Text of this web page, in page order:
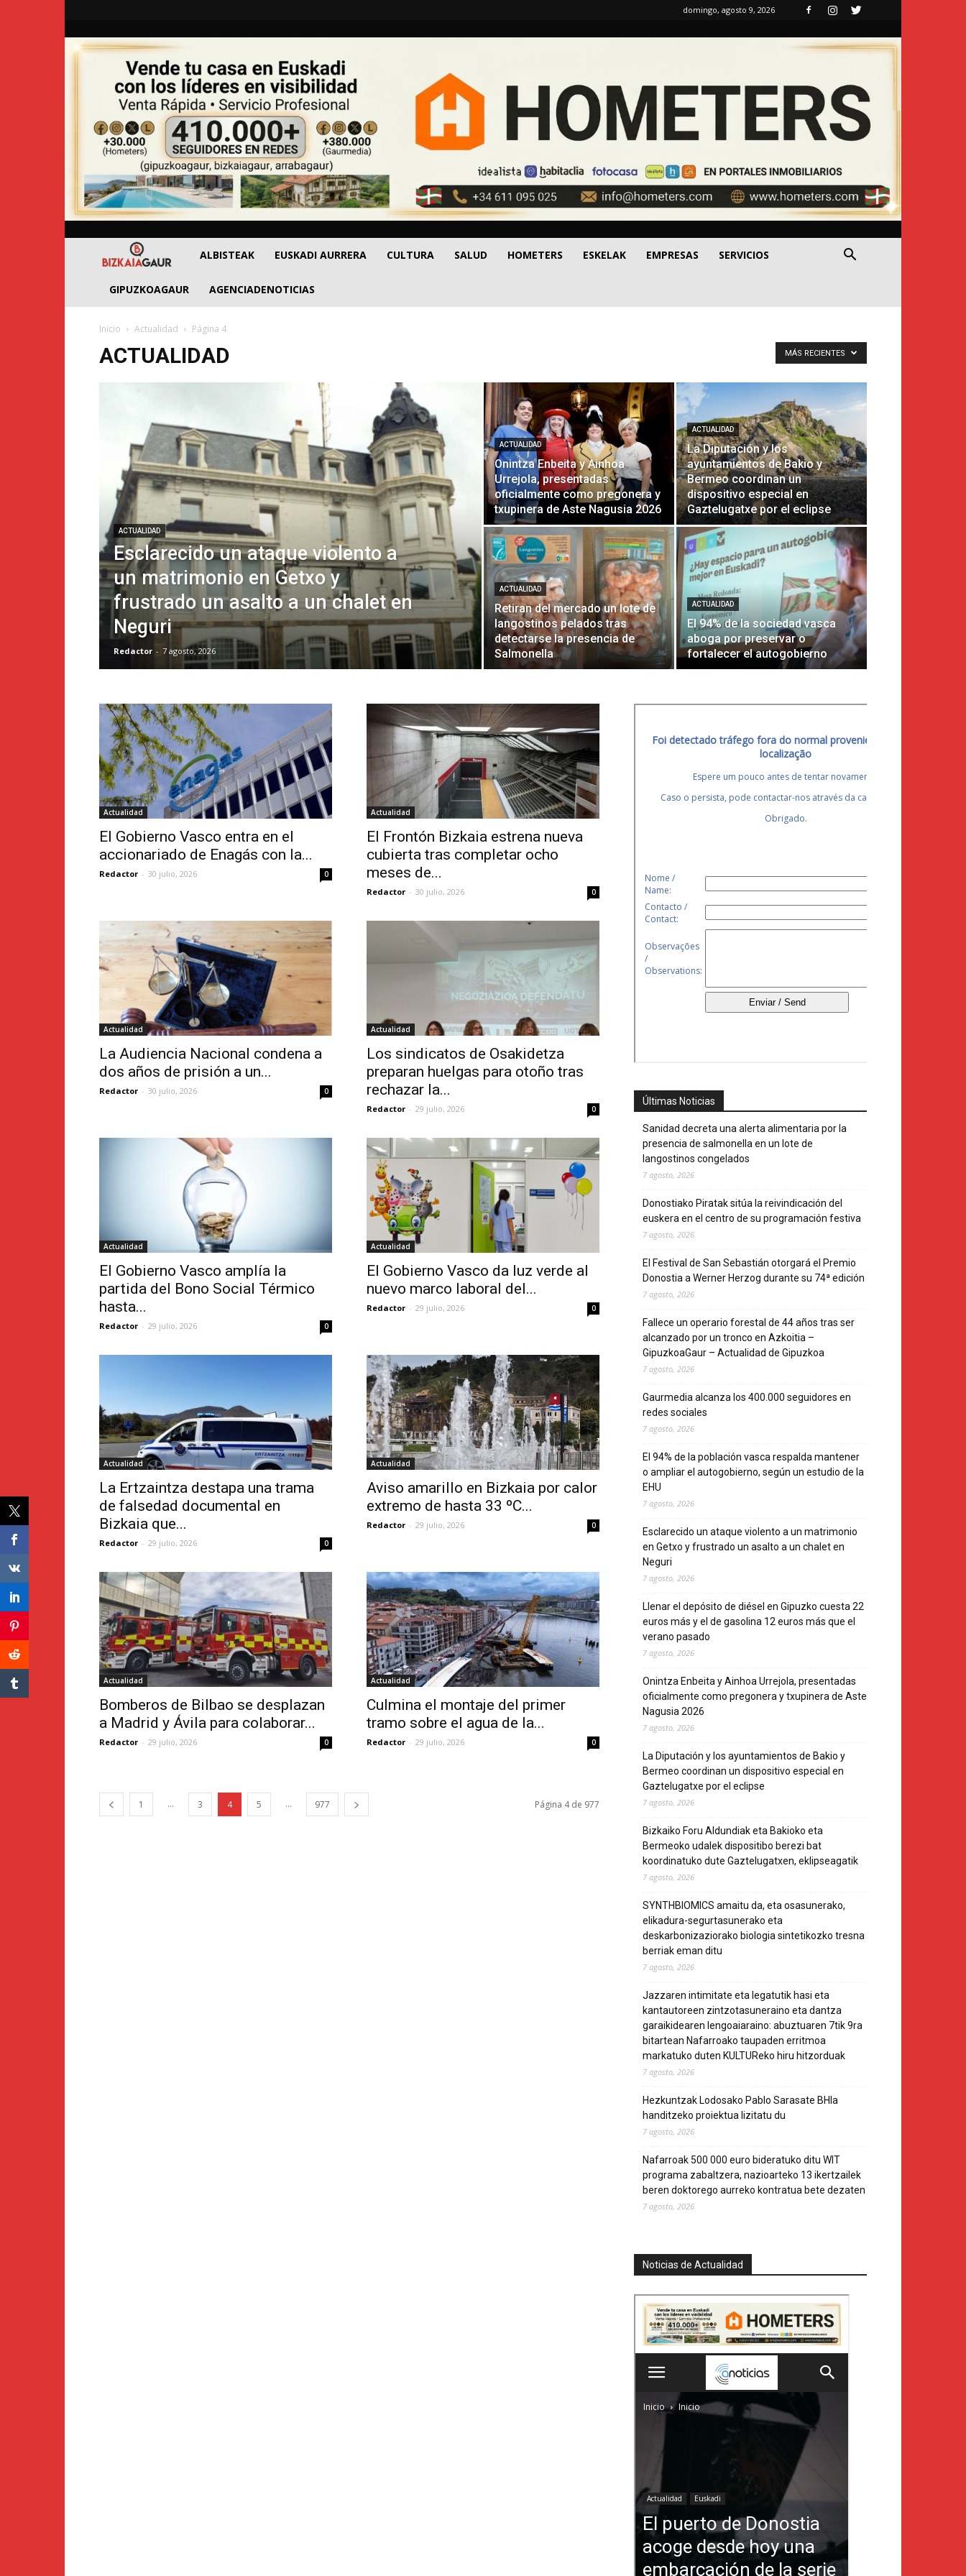
domingo, agosto 9, 2026
BizkaiaGaur
ALBISTEAK EUSKADI AURRERA CULTURA SALUD HOMETERS ESKELAK EMPRESAS SERVICIOS
GIPUZKOAGAUR AGENCIADENOTICIAS
Inicio Actualidad Página 4
ACTUALIDAD MÁS RECIENTES
ACTUALIDAD
Esclarecido un ataque violento a
un matrimonio en Getxo y
frustrado un asalto a un chalet en
Neguri
Redactor - 7 agosto, 2026
ACTUALIDAD
Onintza Enbeita y Ainhoa
Urrejola, presentadas
oficialmente como pregonera y
txupinera de Aste Nagusia 2026
ACTUALIDAD
La Diputación y los
ayuntamientos de Bakio y
Bermeo coordinan un
dispositivo especial en
Gaztelugatxe por el eclipse
ACTUALIDAD
Retiran del mercado un lote de
langostinos pelados tras
detectarse la presencia de
Salmonella
ACTUALIDAD
El 94% de la sociedad vasca
aboga por preservar o
fortalecer el autogobierno
Actualidad
El Gobierno Vasco entra en el
accionariado de Enagás con la...
Redactor - 30 julio, 2026 0
Actualidad
El Frontón Bizkaia estrena nueva
cubierta tras completar ocho
meses de...
Redactor - 30 julio, 2026 0
Actualidad
La Audiencia Nacional condena a
dos años de prisión a un...
Redactor - 30 julio, 2026 0
Actualidad
Los sindicatos de Osakidetza
preparan huelgas para otoño tras
rechazar la...
Redactor - 29 julio, 2026 0
Actualidad
El Gobierno Vasco amplía la
partida del Bono Social Térmico
hasta...
Redactor - 29 julio, 2026 0
Actualidad
El Gobierno Vasco da luz verde al
nuevo marco laboral del...
Redactor - 29 julio, 2026 0
Actualidad
La Ertzaintza destapa una trama
de falsedad documental en
Bizkaia que...
Redactor - 29 julio, 2026 0
Actualidad
Aviso amarillo en Bizkaia por calor
extremo de hasta 33 ºC...
Redactor - 29 julio, 2026 0
Actualidad
Bomberos de Bilbao se desplazan
a Madrid y Ávila para colaborar...
Redactor - 29 julio, 2026 0
Actualidad
Culmina el montaje del primer
tramo sobre el agua de la...
Redactor - 29 julio, 2026 0
1 ... 3 4 5 ... 977 Página 4 de 977
Últimas Noticias
Sanidad decreta una alerta alimentaria por la
presencia de salmonella en un lote de
langostinos congelados
7 agosto, 2026
Donostiako Piratak sitúa la reivindicación del
euskera en el centro de su programación festiva
7 agosto, 2026
El Festival de San Sebastián otorgará el Premio
Donostia a Werner Herzog durante su 74ª edición
7 agosto, 2026
Fallece un operario forestal de 44 años tras ser
alcanzado por un tronco en Azkoitia –
GipuzkoaGaur – Actualidad de Gipuzkoa
7 agosto, 2026
Gaurmedia alcanza los 400.000 seguidores en
redes sociales
7 agosto, 2026
El 94% de la población vasca respalda mantener
o ampliar el autogobierno, según un estudio de la
EHU
7 agosto, 2026
Esclarecido un ataque violento a un matrimonio
en Getxo y frustrado un asalto a un chalet en
Neguri
7 agosto, 2026
Llenar el depósito de diésel en Gipuzko cuesta 22
euros más y el de gasolina 12 euros más que el
verano pasado
7 agosto, 2026
Onintza Enbeita y Ainhoa Urrejola, presentadas
oficialmente como pregonera y txupinera de Aste
Nagusia 2026
7 agosto, 2026
La Diputación y los ayuntamientos de Bakio y
Bermeo coordinan un dispositivo especial en
Gaztelugatxe por el eclipse
7 agosto, 2026
Bizkaiko Foru Aldundiak eta Bakioko eta
Bermeoko udalek dispositibo berezi bat
koordinatuko dute Gaztelugatxen, eklipseagatik
7 agosto, 2026
SYNTHBIOMICS amaitu da, eta osasunerako,
elikadura-segurtasunerako eta
deskarbonizaziorako biologia sintetikozko tresna
berriak eman ditu
7 agosto, 2026
Jazzaren intimitate eta legatutik hasi eta
kantautoreen zintzotasuneraino eta dantza
garaikidearen lengoaiaraino: abuztuaren 7tik 9ra
bitartean Nafarroako taupaden erritmoa
markatuko duten KULTUReko hiru hitzorduak
7 agosto, 2026
Hezkuntzak Lodosako Pablo Sarasate BHIa
handitzeko proiektua lizitatu du
7 agosto, 2026
Nafarroak 500 000 euro bideratuko ditu WIT
programa zabaltzera, nazioarteko 13 ikertzailek
beren doktorego aurreko kontratua bete dezaten
7 agosto, 2026
Noticias de Actualidad